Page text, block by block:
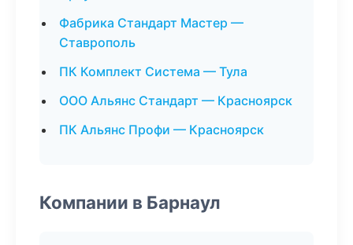
Фабрика Стандарт Мастер —
Ставрополь
ПК Комплект Система — Тула
ООО Альянс Стандарт — Красноярск
ПК Альянс Профи — Красноярск
Компании в Барнаул